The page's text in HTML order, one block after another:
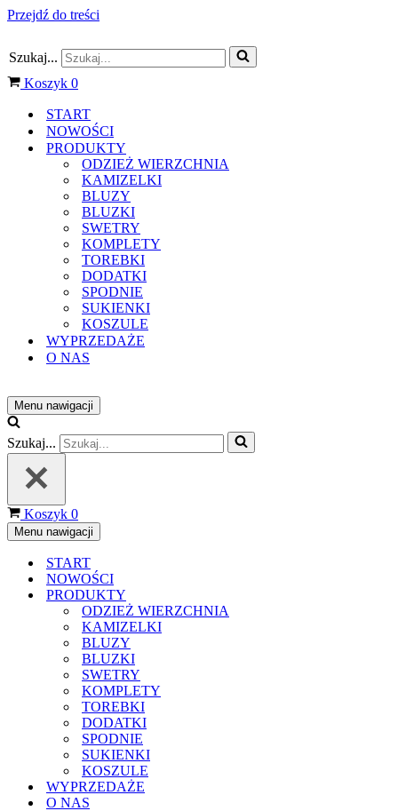
Przejdź do treści
Szukaj...
Koszyk 0
START
NOWOŚCI
PRODUKTY
ODZIEŻ WIERZCHNIA
KAMIZELKI
BLUZY
BLUZKI
SWETRY
KOMPLETY
TOREBKI
DODATKI
SPODNIE
SUKIENKI
KOSZULE
WYPRZEDAŻE
O NAS
Menu nawigacji
Szukaj...
Koszyk 0
Menu nawigacji
START
NOWOŚCI
PRODUKTY
ODZIEŻ WIERZCHNIA
KAMIZELKI
BLUZY
BLUZKI
SWETRY
KOMPLETY
TOREBKI
DODATKI
SPODNIE
SUKIENKI
KOSZULE
WYPRZEDAŻE
O NAS